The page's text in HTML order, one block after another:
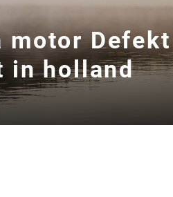
motor
in holland